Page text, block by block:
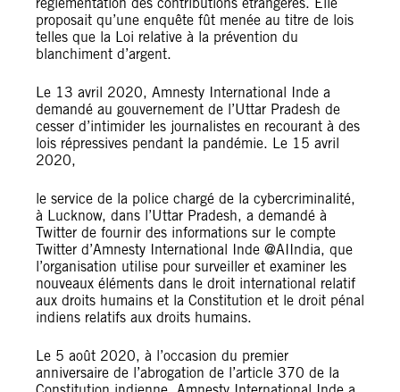
proposait qu’une enquête fût menée au titre de lois
telles que la Loi relative à la prévention du
blanchiment d’argent.
Le 13 avril 2020, Amnesty International Inde a
demandé au gouvernement de l’Uttar Pradesh de
cesser d’intimider les journalistes en recourant à des
lois répressives pendant la pandémie. Le 15 avril
2020,
le service de la police chargé de la cybercriminalité,
à Lucknow, dans l’Uttar Pradesh, a demandé à
Twitter de fournir des informations sur le compte
Twitter d’Amnesty International Inde @AIIndia, que
l’organisation utilise pour surveiller et examiner les
nouveaux éléments dans le droit international relatif
aux droits humains et la Constitution et le droit pénal
indiens relatifs aux droits humains.
Le 5 août 2020, à l’occasion du premier
anniversaire de l’abrogation de l’article 370 de la